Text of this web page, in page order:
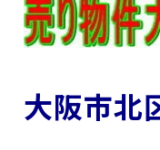
大阪市北